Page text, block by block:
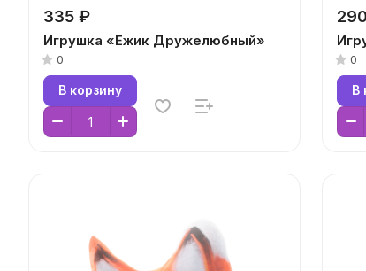
335 ₽
Игрушка «Ежик Дружелюбный»
0
В корзину
0
В